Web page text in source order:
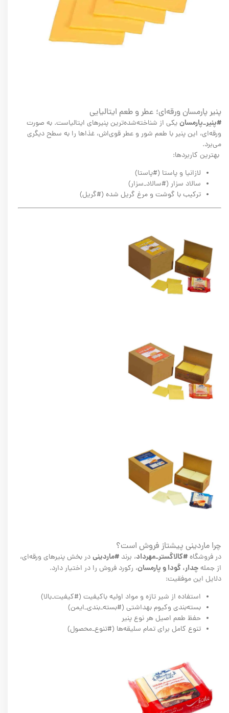
پنیر پارمسان ورقه‌ای؛ عطر و طعم ایتالیایی
#پنیر_پارمسانیکی از شناخته‌شده‌ترین پنیرهای ایتالیاست. به صورت
ورقه‌ای، این پنیر با طعم شور و عطر قوی‌اش، غذاها را به سطح دیگری
می‌برد.
بهترین کاربردها:
لازانیا و پاستا (#پاستا)
سالاد سزار (#سالاد_سزار)
ترکیب با گوشت و مرغ گریل شده (#گریل)
چرا ماردینی پیشتاز فروش است؟
در فروشگاه#کالاگستر_مهرداد، برند #ماردینیدر بخش پنیرهای ورقه‌ای،
از جملهچدار، گودا و پارمسان، رکورد فروش را در اختیار دارد.
دلایل این موفقیت:
استفاده از شیر تازه و مواد اولیه باکیفیت (#کیفیت_بالا)
بسته‌بندی وکیوم بهداشتی (#بسته_بندی_ایمن)
حفظ طعم اصیل هر نوع پنیر
تنوع کامل برای تمام سلیقه‌ها (#تنوع_محصول)